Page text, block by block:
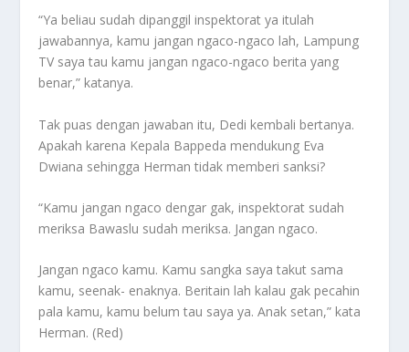
“Ya beliau sudah dipanggil inspektorat ya itulah
jawabannya, kamu jangan ngaco-ngaco lah, Lampung
TV saya tau kamu jangan ngaco-ngaco berita yang
benar,” katanya.
Tak puas dengan jawaban itu, Dedi kembali bertanya.
Apakah karena Kepala Bappeda mendukung Eva
Dwiana sehingga Herman tidak memberi sanksi?
“Kamu jangan ngaco dengar gak, inspektorat sudah
meriksa Bawaslu sudah meriksa. Jangan ngaco.
Jangan ngaco kamu. Kamu sangka saya takut sama
kamu, seenak- enaknya. Beritain lah kalau gak pecahin
pala kamu, kamu belum tau saya ya. Anak setan,” kata
Herman. (Red)